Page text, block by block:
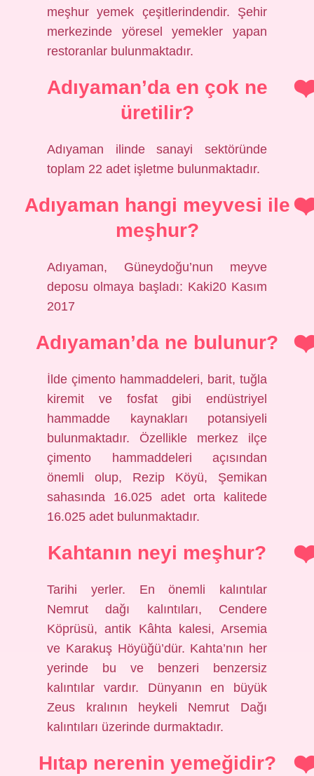
meşhur yemek çeşitlerindendir. Şehir
merkezinde yöresel yemekler yapan
restoranlar bulunmaktadır.
Adıyaman’da en çok ne
üretilir?
Adıyaman ilinde sanayi sektöründe
toplam 22 adet işletme bulunmaktadır.
Adıyaman hangi meyvesi ile
meşhur?
Adıyaman, Güneydoğu’nun meyve
deposu olmaya başladı: Kaki20 Kasım
2017
Adıyaman’da ne bulunur?
İlde çimento hammaddeleri, barit, tuğla
kiremit ve fosfat gibi endüstriyel
hammadde kaynakları potansiyeli
bulunmaktadır. Özellikle merkez ilçe
çimento hammaddeleri açısından
önemli olup, Rezip Köyü, Şemikan
sahasında 16.025 adet orta kalitede
16.025 adet bulunmaktadır.
Kahtanın neyi meşhur?
Tarihi yerler. En önemli kalıntılar
Nemrut dağı kalıntıları, Cendere
Köprüsü, antik Kâhta kalesi, Arsemia
ve Karakuş Höyüğü’dür. Kahta’nın her
yerinde bu ve benzeri benzersiz
kalıntılar vardır. Dünyanın en büyük
Zeus kralının heykeli Nemrut Dağı
kalıntıları üzerinde durmaktadır.
Hıtap nerenin yemeğidir?